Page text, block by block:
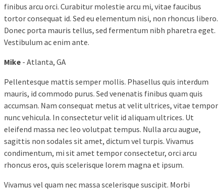
finibus arcu orci. Curabitur molestie arcu mi, vitae faucibus
tortor consequat id. Sed eu elementum nisi, non rhoncus libero.
Donec porta mauris tellus, sed fermentum nibh pharetra eget.
Vestibulum ac enim ante.
Mike - Atlanta, GA
Pellentesque mattis semper mollis. Phasellus quis interdum
mauris, id commodo purus. Sed venenatis finibus quam quis
accumsan. Nam consequat metus at velit ultrices, vitae tempor
nunc vehicula. In consectetur velit id aliquam ultrices. Ut
eleifend massa nec leo volutpat tempus. Nulla arcu augue,
sagittis non sodales sit amet, dictum vel turpis. Vivamus
condimentum, mi sit amet tempor consectetur, orci arcu
rhoncus eros, quis scelerisque lorem magna et ipsum.
Vivamus vel quam nec massa scelerisque suscipit. Morbi